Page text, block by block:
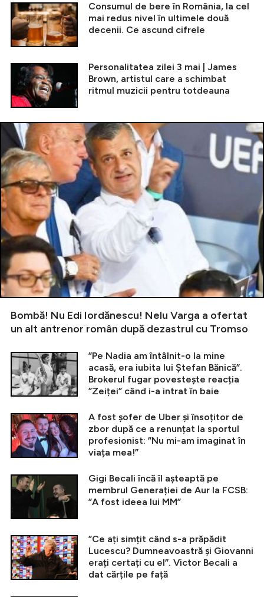
Consumul de bere în România, la cel
mai redus nivel în ultimele două
decenii. Ce ascund cifrele
Personalitatea zilei 3 mai | James
Brown, artistul care a schimbat
ritmul muzicii pentru totdeauna
Bombă! Nu Edi Iordănescu! Nelu Varga a ofertat
un alt antrenor român după dezastrul cu Tromso
”Pe Nadia am întâlnit-o la mine
acasă, era iubita lui Ștefan Bănică”.
Brokerul fugar povestește reacția
”Zeiței” când i-a intrat în baie
A fost șofer de Uber și însoțitor de
zbor după ce a renunțat la sportul
profesionist: ”Nu mi-am imaginat în
viața mea!”
Gigi Becali încă îl așteaptă pe
membrul Generației de Aur la FCSB:
”A fost ideea lui MM”
”Ce ați simțit când s-a prăpădit
Lucescu? Dumneavoastră și Giovanni
erați certați cu el”. Victor Becali a
dat cărțile pe față